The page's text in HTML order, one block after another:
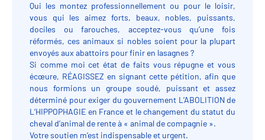
Qui les montez professionnellement ou pour le loisir,
vous qui les aimez forts, beaux, nobles, puissants,
dociles ou farouches, acceptez-vous qu’une fois
réformés, ces animaux si nobles soient pour la plupart
envoyés aux abattoirs pour finir en lasagnes ?
Si comme moi cet état de faits vous répugne et vous
écœure, RÉAGISSEZ en signant cette pétition, afin que
nous formions un groupe soudé, puissant et assez
déterminé pour exiger du gouvernement L’ABOLITION de
L’HIPPOPHAGIE en France et le changement du statut du
cheval d’animal de rente à « animal de compagnie ».
Votre soutien m’est indispensable et urgent.